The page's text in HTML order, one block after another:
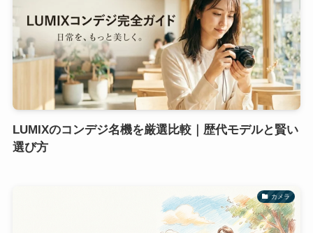
LUMIXのコンデジ名機を厳選比較｜歴代モデルと賢い
選び方
カメラ